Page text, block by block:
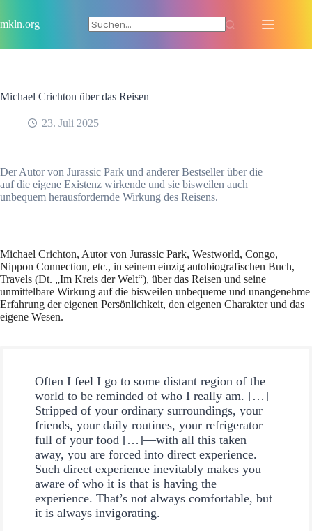
Inhalt
springen
mkln.org
Michael Crichton über das Reisen
23. Juli 2025
Der Autor von Jurassic Park und anderer Bestseller über die
auf die eigene Existenz wirkende und sie bisweilen auch
unbequem herausfordernde Wirkung des Reisens.
Michael Crichton, Autor von Jurassic Park, Westworld, Congo,
Nippon Connection, etc., in seinem einzig autobiografischen Buch,
Travels (Dt. „Im Kreis der Welt“), über das Reisen und seine
unmittelbare Wirkung auf die bisweilen unbequeme und unangenehme
Erfahrung der eigenen Persönlichkeit, den eigenen Charakter und das
eigene Wesen.
Often I feel I go to some distant region of the
world to be reminded of who I really am. […]
Stripped of your ordinary surroundings, your
friends, your daily routines, your refrigerator
full of your food […]—with all this taken
away, you are forced into direct experience.
Such direct experience inevitably makes you
aware of who it is that is having the
experience. That’s not always comfortable, but
it is always invigorating.